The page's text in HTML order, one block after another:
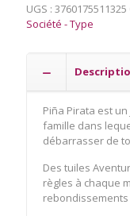
UGS : 3760175511325
Société - Type
Piña Pirata est
famille dans
débarrasser de
Des tuiles
règles à chaque
rebondissements